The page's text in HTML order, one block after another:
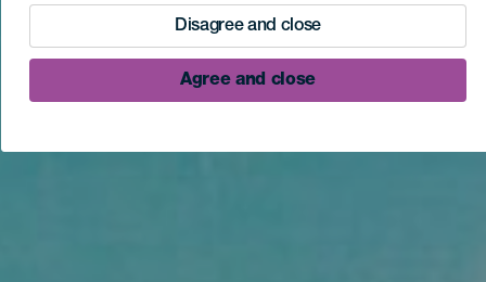
Disagree and close
Agree and close